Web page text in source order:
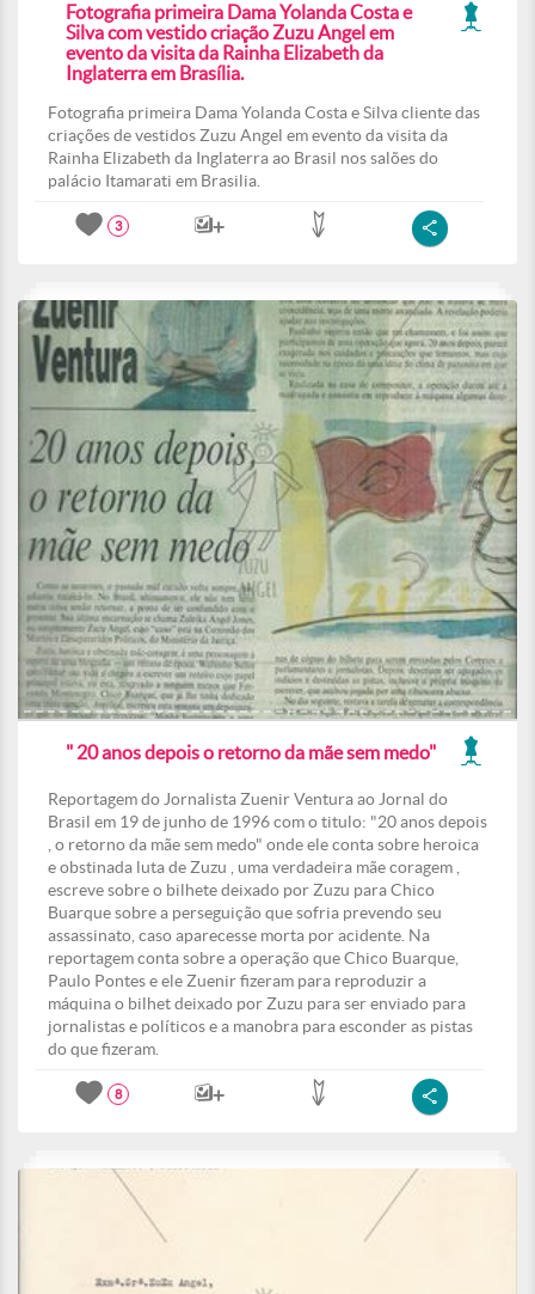
Fotografia primeira Dama Yolanda Costa e
Silva com vestido criação Zuzu Angel em
evento da visita da Rainha Elizabeth da
Inglaterra em Brasília.
Fotografia primeira Dama Yolanda Costa e Silva cliente das
criações de vestidos Zuzu Angel em evento da visita da
Rainha Elizabeth da Inglaterra ao Brasil nos salões do
palácio Itamarati em Brasilia.
3
" 20 anos depois o retorno da mãe sem medo"
Reportagem do Jornalista Zuenir Ventura ao Jornal do
Brasil em 19 de junho de 1996 com o titulo: "20 anos depois
, o retorno da mãe sem medo" onde ele conta sobre heroica
e obstinada luta de Zuzu , uma verdadeira mãe coragem ,
escreve sobre o bilhete deixado por Zuzu para Chico
Buarque sobre a perseguição que sofria prevendo seu
assassinato, caso aparecesse morta por acidente. Na
reportagem conta sobre a operação que Chico Buarque,
Paulo Pontes e ele Zuenir fizeram para reproduzir a
máquina o bilhet deixado por Zuzu para ser enviado para
jornalistas e políticos e a manobra para esconder as pistas
do que fizeram.
8